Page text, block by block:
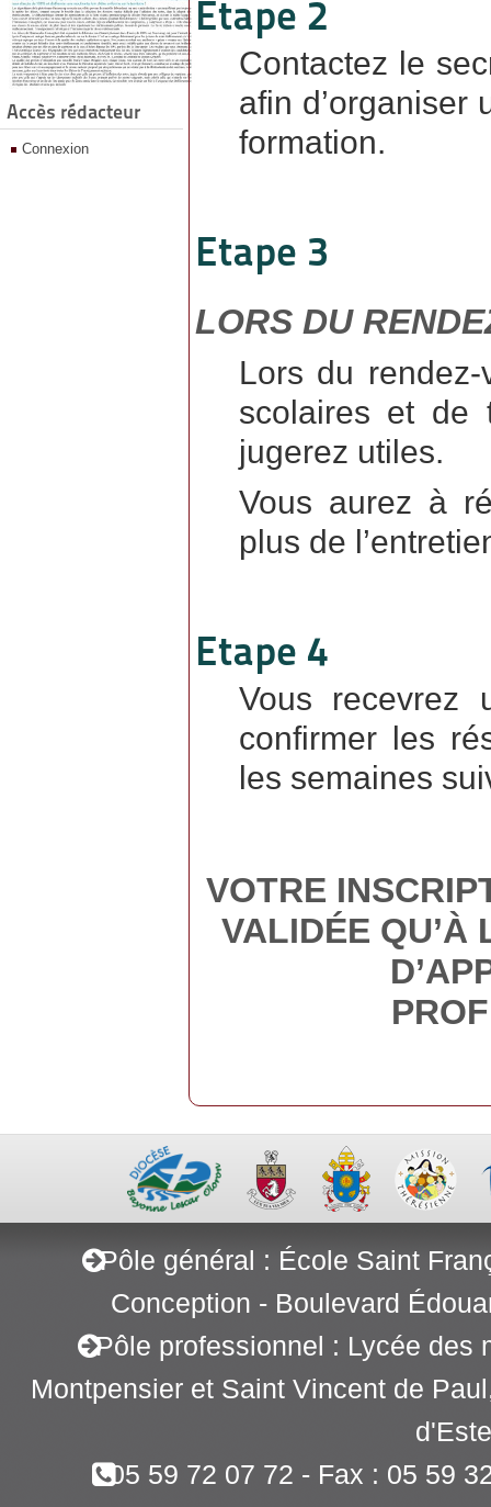
Accès rédacteur
Connexion
Etape 2
Contactez le
afin d’organiser
formation.
Etape 3
LORS DU
Lors du
scolaires et de
jugerez utiles.
Vous aurez à
plus de
Etape 4
Vous
confirmer les
les semaines
VOTRE
VALIDÉE QU’À
Pôle général : École Saint
Conception - Boulevard
Pôle professionnel : Lycée des
Montpensier et Saint Vincent de
05 59 72 07 72 - Fax : 05 59